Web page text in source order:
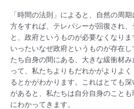
「時間の法則」によると、自然の周
方をすれば、テレパシーが回復され
と、政府というものが必要なくなりま
いったいなぜ政府というものが存在
たち自身の間にある、大きな緩衝材
って、私たちよりもだれかがよりよ
るとかがわかります。これはとても
があると、私たちは自分自身のこと
にわかってきます。